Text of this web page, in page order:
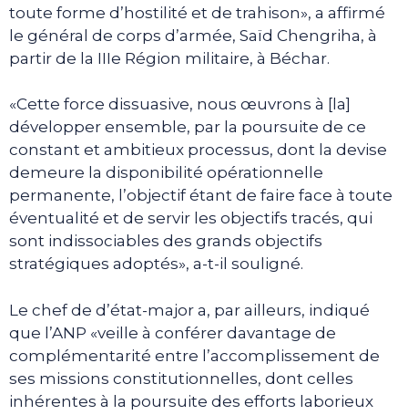
toute forme d’hostilité et de trahison», a affirmé
le général de corps d’armée, Saïd Chengriha, à
partir de la IIIe Région militaire, à Béchar.
«Cette force dissuasive, nous œuvrons à [la]
développer ensemble, par la poursuite de ce
constant et ambitieux processus, dont la devise
demeure la disponibilité opérationnelle
permanente, l’objectif étant de faire face à toute
éventualité et de servir les objectifs tracés, qui
sont indissociables des grands objectifs
stratégiques adoptés», a-t-il souligné.
Le chef de d’état-major a, par ailleurs, indiqué
que l’ANP «veille à conférer davantage de
complémentarité entre l’accomplissement de
ses missions constitutionnelles, dont celles
inhérentes à la poursuite des efforts laborieux